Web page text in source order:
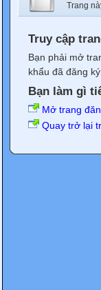
Trang
Truy cập
Bạn phải mở
khẩu đã đăng
Bạn làm gì
Mở trang
Quay trở lại